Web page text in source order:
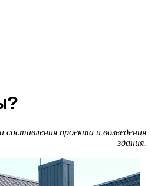
проекта и возведения
здания.